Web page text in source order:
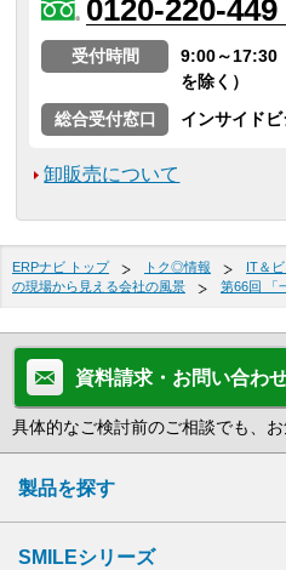
0120-220-449
受付時間
9:00～17:30
を除く）
総合受付窓口
インサイド
卸販売について
ERPナビ トップ トク◎情報 IT＆
の現場から見える会社の風景
第66回 「
資料請求・お問い合わ
具体的なご検討前のご相談でも、
製品を探す
SMILEシリーズ